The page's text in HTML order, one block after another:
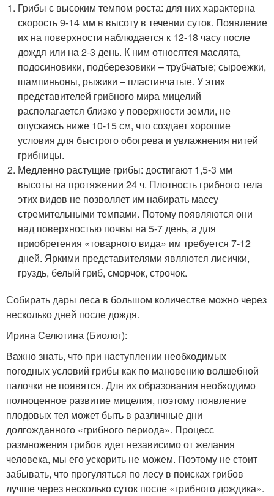
Грибы с высоким темпом роста: для них характерна
скорость 9-14 мм в высоту в течении суток. Появление
их на поверхности наблюдается к 12-18 часу после
дождя или на 2-3 день. К ним относятся маслята,
подосиновики, подберезовики – трубчатые; сыроежки,
шампиньоны, рыжики – пластинчатые. У этих
представителей грибного мира мицелий
располагается близко у поверхности земли, не
опускаясь ниже 10-15 см, что создает хорошие
условия для быстрого обогрева и увлажнения нитей
грибницы.
Медленно растущие грибы: достигают 1,5-3 мм
высоты на протяжении 24 ч. Плотность грибного тела
этих видов не позволяет им набирать массу
стремительными темпами. Потому появляются они
над поверхностью почвы на 5-7 день, а для
приобретения «товарного вида» им требуется 7-12
дней. Яркими представителями являются лисички,
груздь, белый гриб, сморчок, строчок.
Собирать дары леса в большом количестве можно через
несколько дней после дождя.
Ирина Селютина (Биолог):
Важно знать, что при наступлении необходимых
погодных условий грибы как по мановению волшебной
палочки не появятся. Для их образования необходимо
полноценное развитие мицелия, поэтому появление
плодовых тел может быть в различные дни
долгожданного «грибного периода». Процесс
размножения грибов идет независимо от желания
человека, мы его ускорить не можем. Поэтому не стоит
забывать, что прогуляться по лесу в поисках грибов
лучше через несколько суток после «грибного дождика».